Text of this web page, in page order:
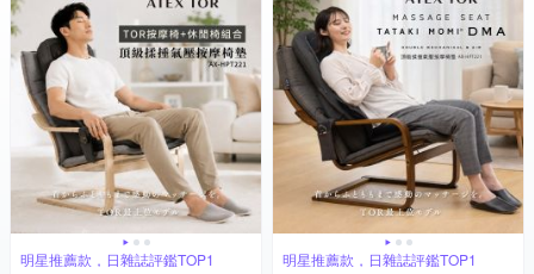
明星推薦款，日雜誌評鑑TOP1 明星推薦款，日雜誌評鑑TOP1